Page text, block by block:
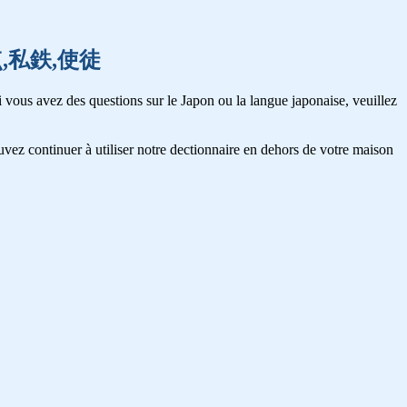
私鉄,使徒
avez des questions sur le Japon ou la langue japonaise, veuillez
continuer à utiliser notre dectionnaire en dehors de votre maison